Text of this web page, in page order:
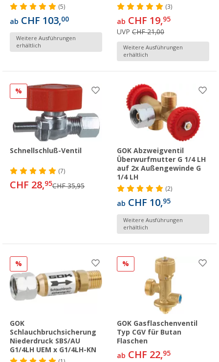
(5)
ab CHF 103,00
Weitere Ausführungen
erhältlich
(3)
ab CHF 19,95
UVP CHF 21,00
Weitere Ausführungen
erhältlich
%
Schnellschluß-Ventil
(7)
CHF 28,95CHF 35,95
GOK Abzweigventil
Überwurfmutter G 1/4 LH
auf 2x Außengewinde G
1/4 LH
(2)
ab CHF 10,95
Weitere Ausführungen
erhältlich
%
GOK
Schlauchbruchsicherung
Niederdruck SBS/AU
G1/4LH UEM x G1/4LH-KN
%
GOK Gasflaschenventil
Typ CGV für Butan
Flaschen
ab CHF 22,95